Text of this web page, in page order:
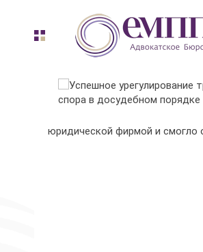
юридической фирмой и смогло